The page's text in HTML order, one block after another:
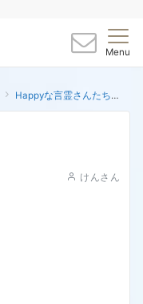
Menu
Happyな言霊さんたち
けんさん